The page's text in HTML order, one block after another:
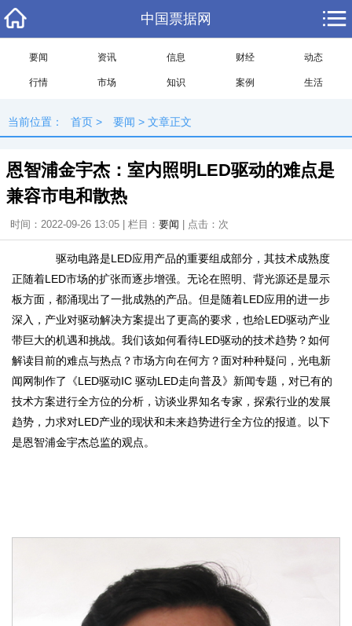
中国票据网
要闻 资讯 信息 财经 动态
行情 市场 知识 案例 生活
当前位置： 首页 > 要闻 > 文章正文
恩智浦金宇杰：室内照明LED驱动的难点是
兼容市电和散热
时间：2022-09-26 13:05 | 栏目： 要闻 | 点击： 次
驱动电路是LED应用产品的重要组成部分，其技术成熟度
正随着LED市场的扩张而逐步增强。无论在照明、背光源还是显示
板方面，都涌现出了一批成熟的产品。但是随着LED应用的进一步
深入，产业对驱动解决方案提出了更高的要求，也给LED驱动产业
带巨大的机遇和挑战。我们该如何看待LED驱动的技术趋势？如何
解读目前的难点与热点？市场方向在何方？面对种种疑问，光电新
闻网制作了《LED驱动IC 驱动LED走向普及》新闻专题，对已有的
技术方案进行全方位的分析，访谈业界知名专家，探索行业的发展
趋势，力求对LED产业的现状和未来趋势进行全方位的报道。以下
是恩智浦金宇杰总监的观点。